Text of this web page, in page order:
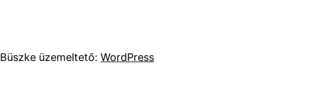
Büszke üzemeltető:WordPress